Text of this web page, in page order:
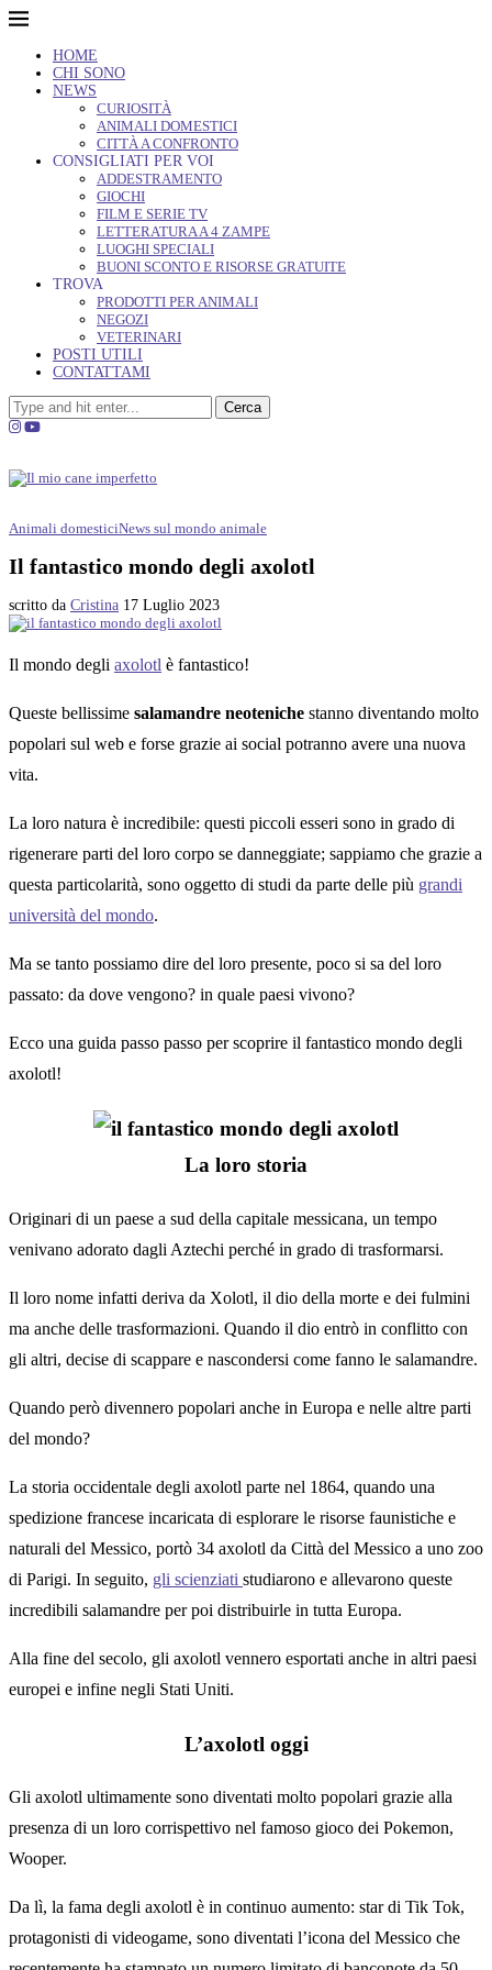
HOME
CHI SONO
NEWS
CURIOSITÀ
ANIMALI DOMESTICI
CITTÀ A CONFRONTO
CONSIGLIATI PER VOI
ADDESTRAMENTO
GIOCHI
FILM E SERIE TV
LETTERATURA A 4 ZAMPE
LUOGHI SPECIALI
BUONI SCONTO E RISORSE GRATUITE
TROVA
PRODOTTI PER ANIMALI
NEGOZI
VETERINARI
POSTI UTILI
CONTATTAMI
Cerca
Animali domesticiNews sul mondo animale
Il fantastico mondo degli axolotl
scritto da Cristina 17 Luglio 2023
Il mondo degli axolotl è fantastico!
Queste bellissime salamandre neoteniche stanno diventando molto
popolari sul web e forse grazie ai social potranno avere una nuova
vita.
La loro natura è incredibile: questi piccoli esseri sono in grado di
rigenerare parti del loro corpo se danneggiate; sappiamo che grazie a
questa particolarità, sono oggetto di studi da parte delle più grandi
università del mondo.
Ma se tanto possiamo dire del loro presente, poco si sa del loro
passato: da dove vengono? in quale paesi vivono?
Ecco una guida passo passo per scoprire il fantastico mondo degli
axolotl!
La loro storia
Originari di un paese a sud della capitale messicana, un tempo
venivano adorato dagli Aztechi perché in grado di trasformarsi.
Il loro nome infatti deriva da Xolotl, il dio della morte e dei fulmini
ma anche delle trasformazioni. Quando il dio entrò in conflitto con
gli altri, decise di scappare e nascondersi come fanno le salamandre.
Quando però divennero popolari anche in Europa e nelle altre parti
del mondo?
La storia occidentale degli axolotl parte nel 1864, quando una
spedizione francese incaricata di esplorare le risorse faunistiche e
naturali del Messico, portò 34 axolotl da Città del Messico a uno zoo
di Parigi. In seguito, gli scienziati studiarono e allevarono queste
incredibili salamandre per poi distribuirle in tutta Europa.
Alla fine del secolo, gli axolotl vennero esportati anche in altri paesi
europei e infine negli Stati Uniti.
L’axolotl oggi
Gli axolotl ultimamente sono diventati molto popolari grazie alla
presenza di un loro corrispettivo nel famoso gioco dei Pokemon,
Wooper.
Da lì, la fama degli axolotl è in continuo aumento: star di Tik Tok,
protagonisti di videogame, sono diventati l’icona del Messico che